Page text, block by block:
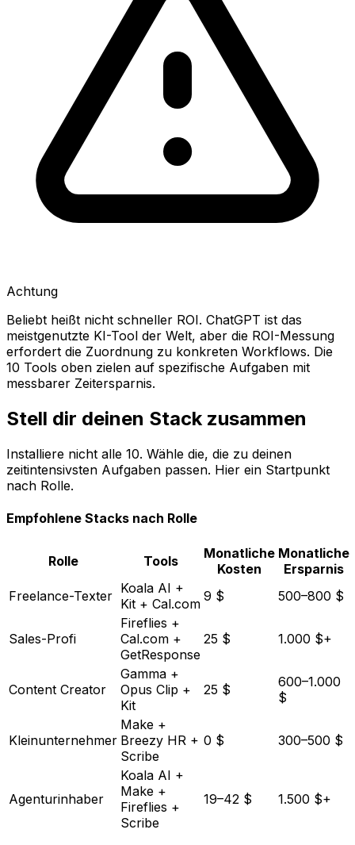
Achtung
Beliebt heißt nicht schneller ROI. ChatGPT ist das
meistgenutzte KI-Tool der Welt, aber die ROI-Messung
erfordert die Zuordnung zu konkreten Workflows. Die
10 Tools oben zielen auf spezifische Aufgaben mit
messbarer Zeitersparnis.
Stell dir deinen Stack zusammen
Installiere nicht alle 10. Wähle die, die zu deinen
zeitintensivsten Aufgaben passen. Hier ein Startpunkt
nach Rolle.
Empfohlene Stacks nach Rolle
Rolle Tools
Monatliche
Kosten
Monatliche
Ersparnis
Freelance-Texter Koala AI +
Kit + Cal.com 9 $ 500–800 $
Sales-Profi
Fireflies +
Cal.com +
GetResponse
25 $ 1.000 $+
Content Creator
Gamma +
Opus Clip +
Kit
25 $
600–1.000
$
Kleinunternehmer
Make +
Breezy HR +
Scribe
0 $ 300–500 $
Agenturinhaber
Koala AI +
Make +
Fireflies +
Scribe
19–42 $ 1.500 $+